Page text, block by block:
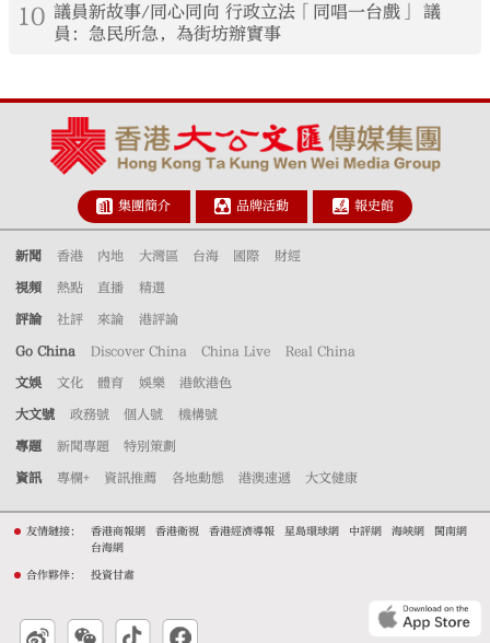
10 議員新故事/同心同向 行政立法「同唱一台戲」 議
員：急民所急，為街坊辦實事
集團簡介 品牌活動 報史館
新聞 香港 內地 大灣區 台海 國際 財經
視頻 熱點 直播 精選
評論 社評 來論 港評論
Go China Discover China China Live Real China
文娛 文化 體育 娛樂 港飲港色
大文號 政務號 個人號 機構號
專題 新聞專題 特別策劃
資訊 專欄+ 資訊推薦 各地動態 港澳速遞 大文健康
友情鏈接： 香港商報網 香港衛視 香港經濟導報 星島環球網 中評網 海峽網
閩南網
台海網
合作夥伴： 投資甘肅